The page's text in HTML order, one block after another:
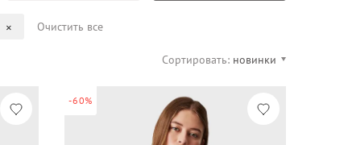
Очистить все
Сортировать: новинки
-60%